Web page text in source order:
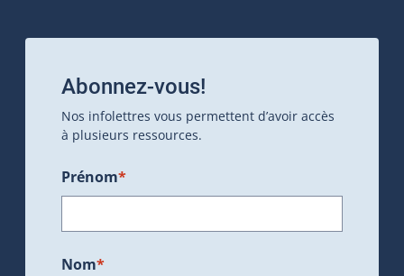
Abonnez-vous!
Nos infolettres vous permettent d’avoir accès
à plusieurs ressources.
Prénom*
Nom*